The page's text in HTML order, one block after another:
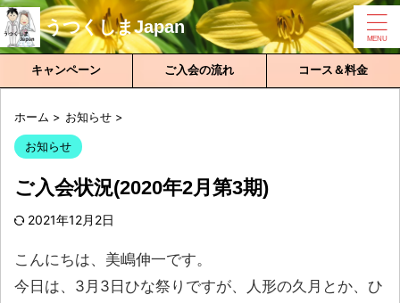
うつくしまJapan
キャンペーン ご入会の流れ コース＆料金
ホーム > お知らせ >
お知らせ
ご入会状況(2020年2月第3期)
2021年12月2日
こんにちは、美嶋伸一です。
今日は、3月3日ひな祭りですが、人形の久月とか、ひ